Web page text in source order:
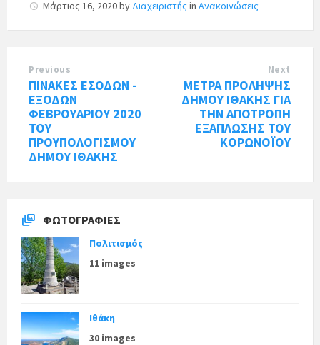
Μάρτιος 16, 2020by Διαχειριστής in Ανακοινώσεις
Previous
ΠΙΝΑΚΕΣ ΕΣΟΔΩΝ -
ΕΞΟΔΩΝ
ΦΕΒΡOYAΡΙΟΥ 2020
ΤΟΥ
ΠΡΟΥΠΟΛΟΓΙΣΜΟΥ
ΔΗΜΟΥ ΙΘΑΚΗΣ
Next
ΜΕΤΡΑ ΠΡΟΛΗΨΗΣ
ΔΗΜΟΥ ΙΘΑΚΗΣ ΓΙΑ
ΤΗΝ ΑΠΟΤΡΟΠΗ
ΕΞΑΠΛΩΣΗΣ ΤΟΥ
ΚΟΡΩΝΟΪΟΥ
ΦΩΤΟΓΡΑΦΊΕΣ
Πολιτισμός
11 images
Ιθάκη
30 images